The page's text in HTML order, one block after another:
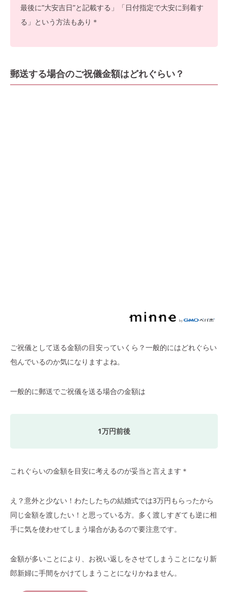
最後に”大安吉日”と記載する」「日付指定で大安に到着す
る」という方法もあり＊
郵送する場合のご祝儀金額はどれぐらい？
ご祝儀として送る金額の目安っていくら？一般的にはどれぐらい
包んでいるのか気になりますよね。
一般的に郵送でご祝儀を送る場合の金額は
1万円前後
これぐらいの金額を目安に考えるのが妥当と言えます＊
え？意外と少ない！わたしたちの結婚式では3万円もらったから
同じ金額を渡したい！と思っている方。多く渡しすぎても逆に相
手に気を使わせてしまう場合があるので要注意です。
金額が多いことにより、お祝い返しをさせてしまうことになり新
郎新婦に手間をかけてしまうことになりかねません。